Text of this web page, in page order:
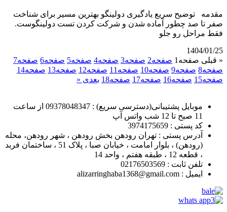
مقدمه توضیح سریع یادگیری دولینگو بهترین مسیر برای شناخت
صفر تا صد چطور آماده شدن و شرکت کردن تست دولینگوست.
فقط مراحل رو جلو
1404/01/25
« قبلی صفحه 1 صفحه2 صفحه3 صفحه4 صفحه5 صفحه6 صفحه7
صفحه8 صفحه9 صفحه10 صفحه 11 صفحه12 صفحه13 صفحه14
صفحه15 صفحه16 صفحه17 صفحه18 بعدی «
موبایل پشتیبانی(دسترسی سریع) : 09378048347 از ساعت
11 صبح تا 12 شب واتس آپ
کد پستی : 3974175659
آدرس پستی : تهران رودهن بخش رودهن ، شهر رودهن، محله
(رودهن) ، بلوار امامت ، خیابان صبا ، پلاک 51 ، ساختمان فربد
، قطعه 12 ، طبقه هفتم ، واحد 14
تلفن ثابت : 02176503569
ایمیل : alizarringhaba1368@gmail.com